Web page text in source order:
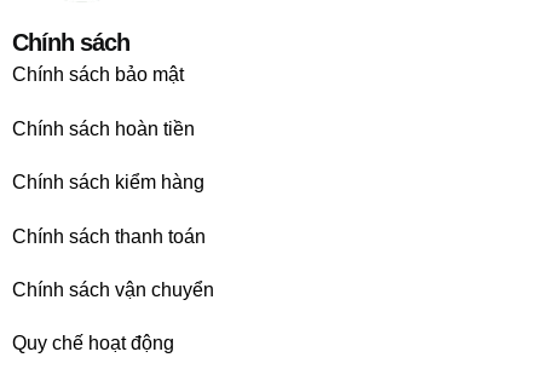
Chính sách
Chính sách bảo mật
Chính sách hoàn tiền
Chính sách kiểm hàng
Chính sách thanh toán
Chính sách vận chuyển
Quy chế hoạt động